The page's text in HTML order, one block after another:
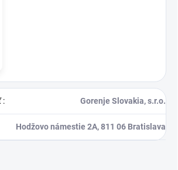
: Gorenje Slovakia, s.r.o.
Hodžovo námestie 2A, 811 06 Bratislava